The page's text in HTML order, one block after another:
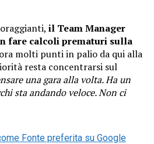
il Team Manager
fare calcoli prematuri sulla
molti punti in palio da qui alla
resta concentrarsi sul
una gara alla volta. Ha un
sta andando veloce. Non ci
Fonte preferita su Google